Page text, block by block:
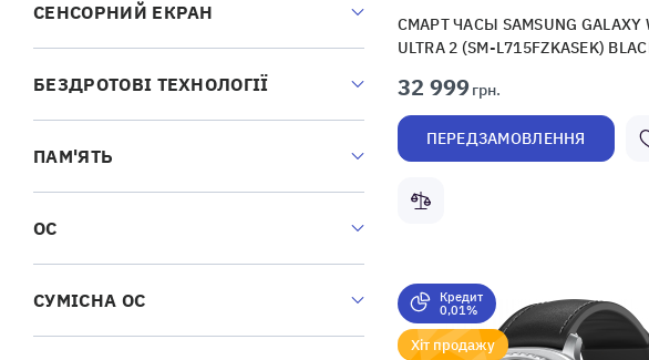
СМАРТ ЧАСЫ SAMSUNG GALAXY
ULTRA 2 (SM-L715FZKASEK)
32 999грн.
ПЕРЕДЗАМОВЛЕННЯ
Кредит
0,01%
Хіт продажу
СЕНСОРНИЙ ЕКРАН
БЕЗДРОТОВІ ТЕХНОЛОГІЇ
ПАМ'ЯТЬ
ОС
СУМІСНА ОС